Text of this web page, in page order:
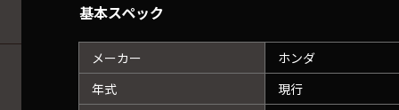
基本スペック
メーカー
ホンダ
年式
現行